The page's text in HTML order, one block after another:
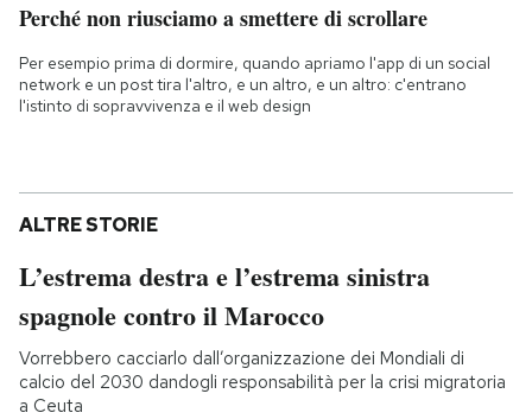
Perché non riusciamo a smettere di scrollare
Per esempio prima di dormire, quando apriamo l'app di un social
network e un post tira l'altro, e un altro, e un altro: c'entrano
l'istinto di sopravvivenza e il web design
ALTRE STORIE
L’estrema destra e l’estrema sinistra
spagnole contro il Marocco
Vorrebbero cacciarlo dall’organizzazione dei Mondiali di
calcio del 2030 dandogli responsabilità per la crisi migratoria
a Ceuta